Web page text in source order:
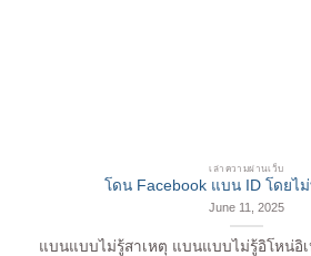
เล่าความผ่านเว็บ
โดน Facebook แบน ID โดยไ
June 11, 2025
แบนแบบไม่รู้สาเหตุ แบนแบบไม่รู้อิโหน่อิ